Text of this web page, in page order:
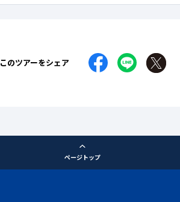
このツアーをシェア
ページトップ